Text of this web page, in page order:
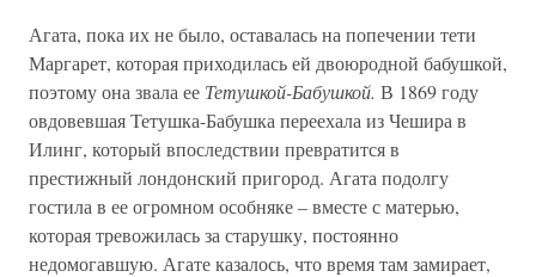
Агата, пока их не было, оставалась на попечении тети
Маргарет, которая приходилась ей двоюродной бабушкой,
поэтому она звала ее Тетушкой-Бабушкой. В 1869 году
овдовевшая Тетушка-Бабушка переехала из Чешира в
Илинг, который впоследствии превратится в
престижный лондонский пригород. Агата подолгу
гостила в ее огромном особняке – вместе с матерью,
которая тревожилась за старушку, постоянно
недомогавшую. Агате казалось, что время там замирает,